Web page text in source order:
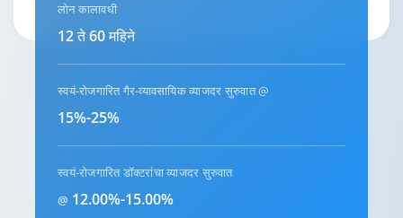
लोन कालावधी
12 ते 60 महिने
स्वयं-रोजगारित गैर-व्यावसायिक व्याजदर सुरुवात @
15%-25%
स्वयं-रोजगारित डॉक्टरांचा व्याजदर सुरुवात
@ 12.00%-15.00%